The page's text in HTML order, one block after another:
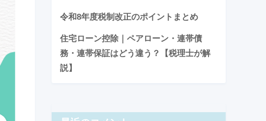
令和8年度税制改正のポイントまとめ
住宅ローン控除｜ペアローン・連帯債
務・連帯保証はどう違う？【税理士が解
説】